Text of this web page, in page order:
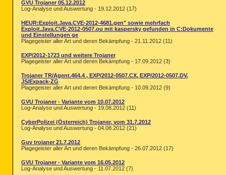
GVU Trojaner 05.12.2012
Log-Analyse und Auswertung - 19.12.2012 (17)
HEUR:Exploit.Java.CVE-2012-4681.gen" sowie mehrfach
Exploit.Java.CVE-2012-0507.ou mit kaspersky gefunden in C:Dokumente
und Einstellungen ge
Plagegeister aller Art und deren Bekämpfung - 21.11.2012 (11)
EXP/2012-1723 und weitere Trojaner
Plagegeister aller Art und deren Bekämpfung - 17.09.2012 (3)
Trojaner TR/Agent.464.4 , EXP/2012-0507.CX, EXP/2012-0507.DV,
JS/Expack-ZG
Plagegeister aller Art und deren Bekämpfung - 10.09.2012 (9)
GVU Trojaner - Variante vom 10.07.2012
Log-Analyse und Auswertung - 19.08.2012 (11)
CyberPolizei (Österreich) Trojaner, vom 31.7.2012
Log-Analyse und Auswertung - 04.08.2012 (21)
Guv trojaner 21.7.2012
Plagegeister aller Art und deren Bekämpfung - 26.07.2012 (17)
GVU Trojaner - Variante vom 16.05.2012
Log-Analyse und Auswertung - 11.07.2012 (7)